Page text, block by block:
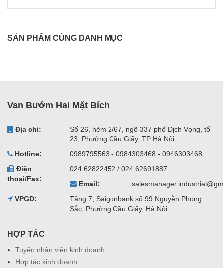
SẢN PHẨM CÙNG DANH MỤC
Van Bướm Hai Mặt Bích
Địa chỉ:
Số 26, hẻm 2/67, ngõ 337 phố Dịch Vọng, tổ
23, Phường Cầu Giấy, TP Hà Nội
Hotline:
0989795563 - 0984303468 - 0946303468
Điện
thoại/Fax:
024.62822452 / 024.62691887
Email:
VPGD:
Tầng 7, Saigonbank số 99 Nguyễn Phong
Sắc, Phường Cầu Giấy, Hà Nội
HỢP TÁC
Tuyển nhân viên kinh doanh
Hợp tác kinh doanh